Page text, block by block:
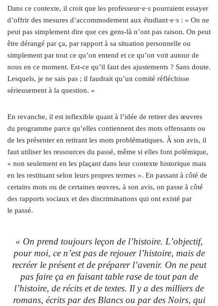
Dans ce contexte, il croit que les professeur·e·s pourraient essayer
d’offrir des mesures d’accommodement aux étudiant·e·s : « On ne
peut pas simplement dire que ces gens-là n’ont pas raison. On peut
être dérangé par ça, par rapport à sa situation personnelle ou
simplement par tout ce qu’on entend et ce qu’on voit autour de
nous en ce moment. Est-ce qu’il faut des ajustements ? Sans doute.
Lesquels, je ne sais pas ; il faudrait qu’un comité réfléchisse
sérieusement à la question. »
En revanche, il est inflexible quant à l’idée de retirer des œuvres
du programme parce qu’elles contiennent des mots offensants ou
de les présenter en retirant les mots problématiques. À son avis, il
faut utiliser les ressources du passé, même si elles font polémique,
« non seulement en les plaçant dans leur contexte historique mais
en les restituant selon leurs propres termes ». En passant à côté de
certains mots ou de certaines œuvres, à son avis, on passe à côté
des rapports sociaux et des discriminations qui ont existé par
le passé.
« On prend toujours leçon de l’histoire. L’objectif,
pour moi, ce n’est pas de rejouer l’histoire, mais de
recréer le présent et de préparer l’avenir. On ne peut
pas faire ça en faisant table rase de tout pan de
l’histoire, de récits et de textes. Il y a des milliers de
romans, écrits par des Blancs ou par des Noirs, qui